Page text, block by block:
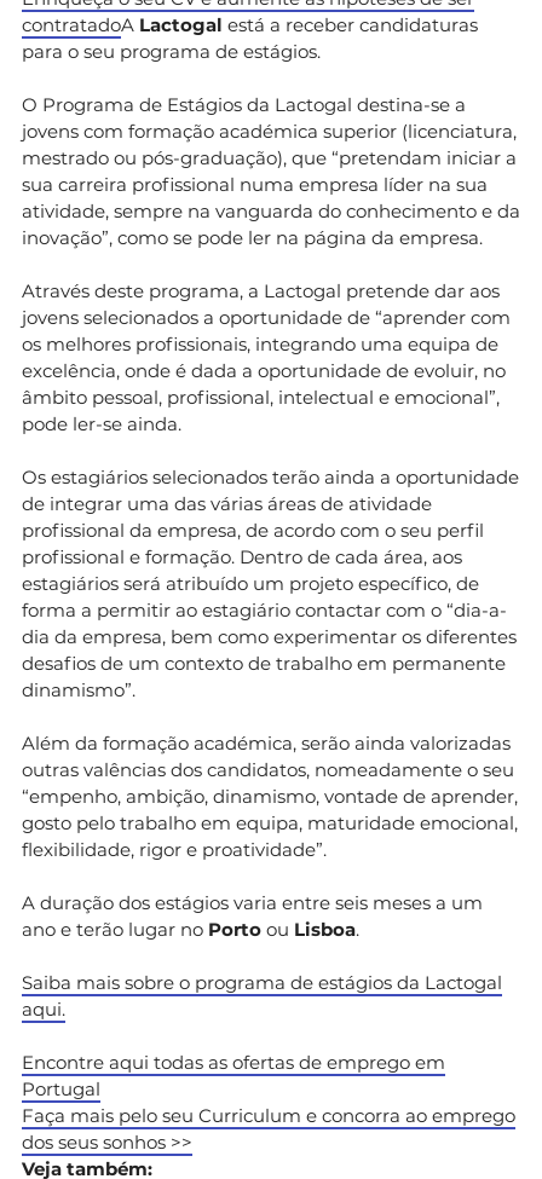
contratadoA Lactogal está a receber candidaturas
para o seu programa de estágios.
O Programa de Estágios da Lactogal destina-se a
jovens com formação académica superior (licenciatura,
mestrado ou pós-graduação), que “pretendam iniciar a
sua carreira profissional numa empresa líder na sua
atividade, sempre na vanguarda do conhecimento e da
inovação”, como se pode ler na página da empresa.
Através deste programa, a Lactogal pretende dar aos
jovens selecionados a oportunidade de “aprender com
os melhores profissionais, integrando uma equipa de
excelência, onde é dada a oportunidade de evoluir, no
âmbito pessoal, profissional, intelectual e emocional”,
pode ler-se ainda.
Os estagiários selecionados terão ainda a oportunidade
de integrar uma das várias áreas de atividade
profissional da empresa, de acordo com o seu perfil
profissional e formação. Dentro de cada área, aos
estagiários será atribuído um projeto específico, de
forma a permitir ao estagiário contactar com o “dia-a-
dia da empresa, bem como experimentar os diferentes
desafios de um contexto de trabalho em permanente
dinamismo”.
Além da formação académica, serão ainda valorizadas
outras valências dos candidatos, nomeadamente o seu
“empenho, ambição, dinamismo, vontade de aprender,
gosto pelo trabalho em equipa, maturidade emocional,
flexibilidade, rigor e proatividade”.
A duração dos estágios varia entre seis meses a um
ano e terão lugar no Porto ou Lisboa.
Saiba mais sobre o programa de estágios da Lactogal
aqui.
Encontre aqui todas as ofertas de emprego em
Portugal
Faça mais pelo seu Curriculum e concorra ao emprego
dos seus sonhos >>
Veja também: